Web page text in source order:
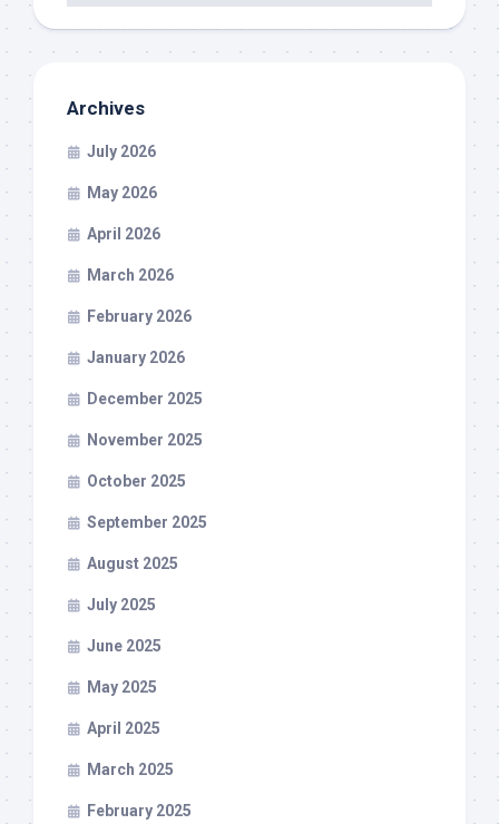
Archives
July 2026
May 2026
April 2026
March 2026
February 2026
January 2026
December 2025
November 2025
October 2025
September 2025
August 2025
July 2025
June 2025
May 2025
April 2025
March 2025
February 2025